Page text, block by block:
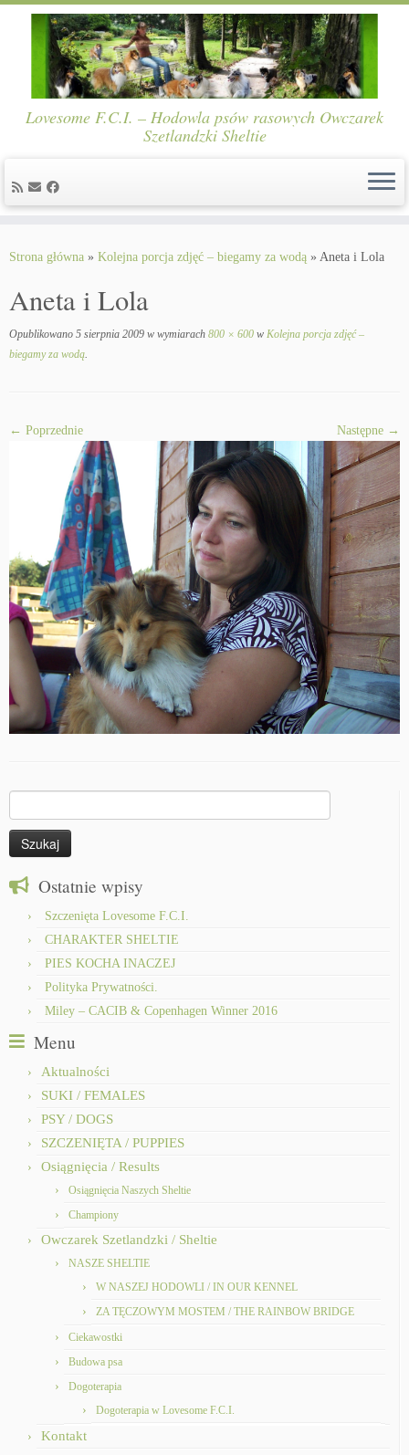
Lovesome F.C.I. – Hodowla psów rasowych Owczarek
Szetlandzki Sheltie
Strona główna » Kolejna porcja zdjęć – biegamy za wodą » Aneta i Lola
Aneta i Lola
Opublikowano 5 sierpnia 2009 w wymiarach 800 × 600 w Kolejna porcja zdjęć –
biegamy za wodą.
← Poprzednie Następne →
Ostatnie wpisy
Szczenięta Lovesome F.C.I.
CHARAKTER SHELTIE
PIES KOCHA INACZEJ
Polityka Prywatności.
Miley – CACIB & Copenhagen Winner 2016
Menu
Aktualności
SUKI / FEMALES
PSY / DOGS
SZCZENIĘTA / PUPPIES
Osiągnięcia / Results
Osiągnięcia Naszych Sheltie
Championy
Owczarek Szetlandzki / Sheltie
NASZE SHELTIE
W NASZEJ HODOWLI / IN OUR KENNEL
ZA TĘCZOWYM MOSTEM / THE RAINBOW BRIDGE
Ciekawostki
Budowa psa
Dogoterapia
Dogoterapia w Lovesome F.C.I.
Kontakt